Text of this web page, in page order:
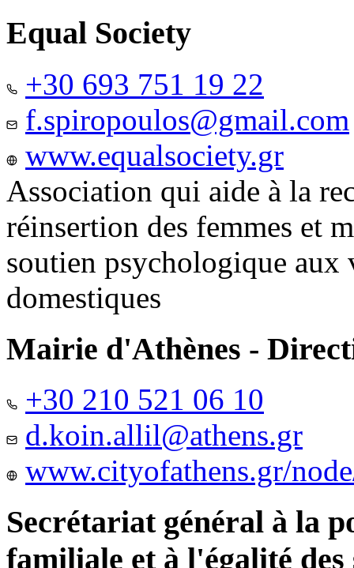
Equal Society
+30 693 751 19 22
f.spiropoulos@gmail.com
www.equalsociety.gr
Association qui aide à la
réinsertion des femmes et
soutien psychologique aux
domestiques
Mairie d'Athènes -
+30 210 521 06 10
d.koin.allil@athens.gr
www.cityofathens.gr/
Secrétariat général à la
familiale et à l'égalité des